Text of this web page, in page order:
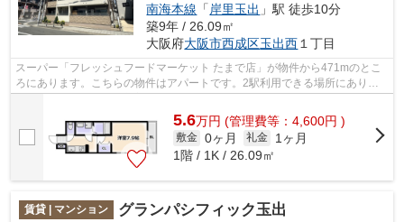
南海本線 「 岸里玉出 」駅 徒歩10分
築9年 / 26.09㎡
大阪府大阪市西成区玉出西 １丁目
スーパー「フレッシュフードマーケット たまで店」が物件から471mのとこ
ろにあります。こちらの物件はアパートです。2駅利用できる場所にあり、
5.6万円 (管理費等：4,600円 )
敷金 0ヶ月 礼金
1ヶ月
1階 / 1K / 26.09㎡
賃貸 | マンション グランパシフィック玉出